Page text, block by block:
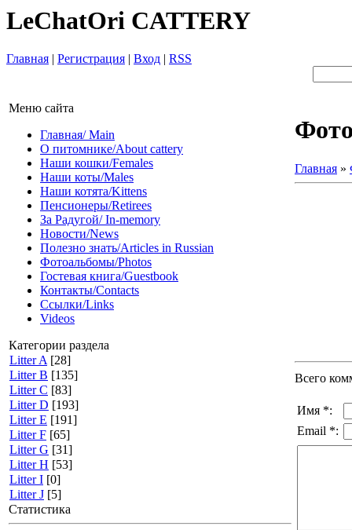
LeChatOri CATTERY
Главная | Регистрация | Вход | RSS
Меню сайта
Главная/ Main
О питомнике/About cattery
Наши кошки/Females
Наши коты/Males
Наши котята/Kittens
Пенсионеры/Retirees
За Радугой/ In-memory
Новости/News
Полезно знать/Articles in Russian
Фотоальбомы/Photos
Гостевая книга/Guestbook
Контакты/Contacts
Ссылки/Links
Videos
Категории раздела
Litter A [28]
Litter B [135]
Litter C [83]
Litter D [193]
Litter E [191]
Litter F [65]
Litter G [31]
Litter H [53]
Litter I [0]
Litter J [5]
Статистика
Главная »
Всего
Имя *:
Email *: